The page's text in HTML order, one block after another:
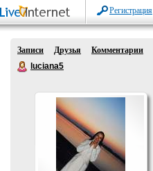
Регистрация
Записи Друзья
Комментарии
luciana5